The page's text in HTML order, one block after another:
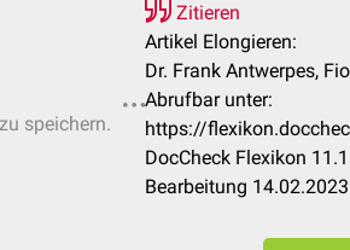
speichern.
Zitieren
Artikel Elongieren:
Dr. Frank Antwerpes,
Abrufbar unter:
https://
DocCheck Flexikon
Bearbeitung 14.02.2023